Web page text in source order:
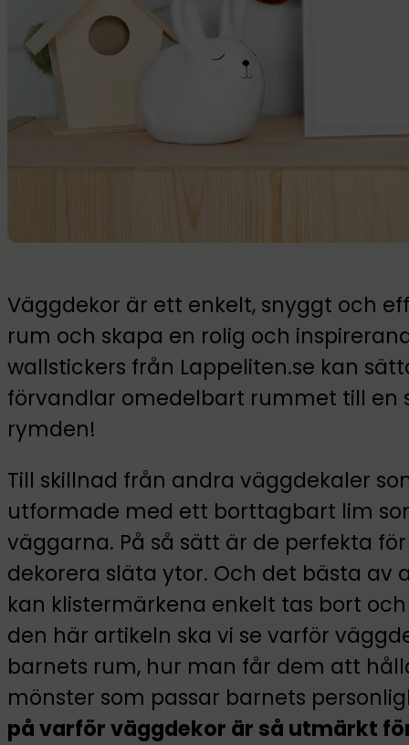
Väggdekor är ett enkelt, snyggt och
rum och skapa en rolig och
wallstickers från Lappeliten.se kan
förvandlar omedelbart rummet till en
rymden!
Till skillnad från andra väggdekaler
utformade med ett borttagbart lim
väggarna. På så sätt är de perfekta
dekorera släta ytor. Och det bästa av
kan klistermärkena enkelt tas bort
den här artikeln ska vi se varför
barnets rum, hur man får dem att
mönster som passar barnets
på varför väggdekor är så utmärkt